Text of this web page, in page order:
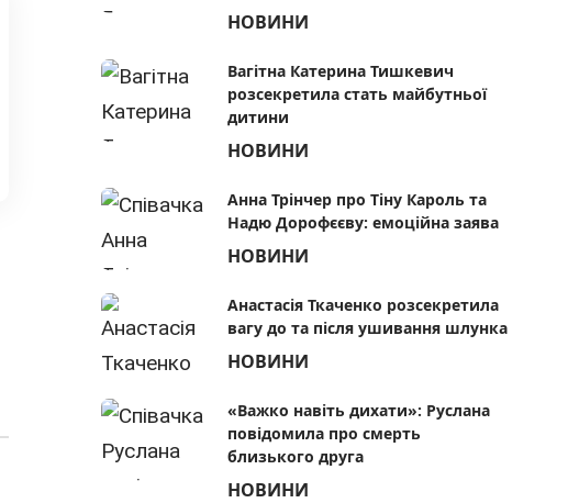
НОВИНИ
Вагітна Катерина Тишкевич
розсекретила стать майбутньої
дитини
НОВИНИ
Анна Трінчер про Тіну Кароль та
Надю Дорофєєву: емоційна заява
НОВИНИ
Анастасія Ткаченко розсекретила
вагу до та після ушивання шлунка
НОВИНИ
«Важко навіть дихати»: Руслана
повідомила про смерть
близького друга
НОВИНИ